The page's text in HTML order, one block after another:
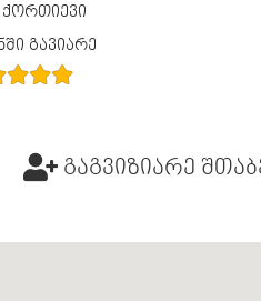
ქორთიევი
გავიარე
გაგვიზიარე